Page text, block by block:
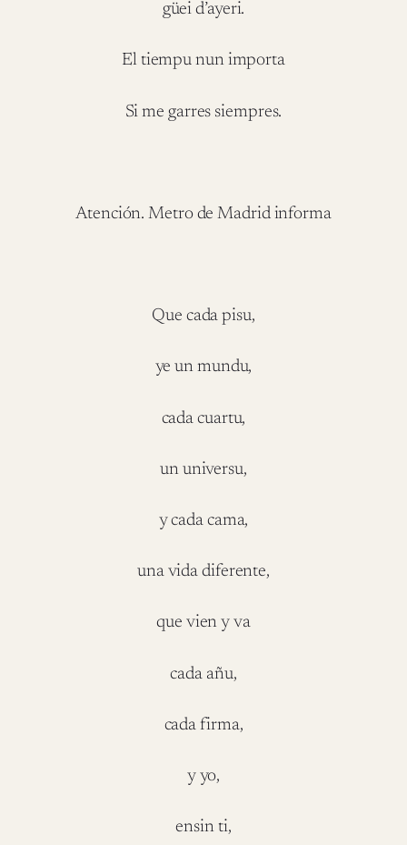
güei d’ayeri.
El tiempu nun importa
Si me garres siempres.
Atención. Metro de Madrid informa
Que cada pisu,
ye un mundu,
cada cuartu,
un universu,
y cada cama,
una vida diferente,
que vien y va
cada añu,
cada firma,
y yo,
ensin ti,